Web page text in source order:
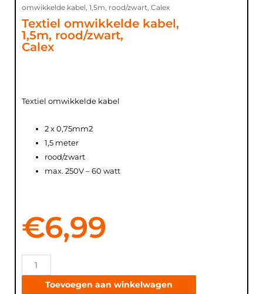
omwikkelde kabel, 1,5m, rood/zwart, Calex
Textiel omwikkelde kabel,
1,5m, rood/zwart,
Calex
Textiel omwikkelde kabel
2 x 0,75mm2
1,5 meter
rood/zwart
max. 250V – 60 watt
€6,99
Toevoegen aan winkelwagen